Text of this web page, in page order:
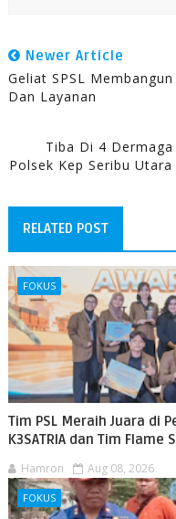
Newer Article
Geliat SPSL
Dan Layanan
Tiba Di 4
Polsek Kep Seribu
RELATED POST
FOKUS
Tim PSL Meraih Juara di
K3SATRIA dan Tim
Hamron Aug 08, 2026
FOKUS